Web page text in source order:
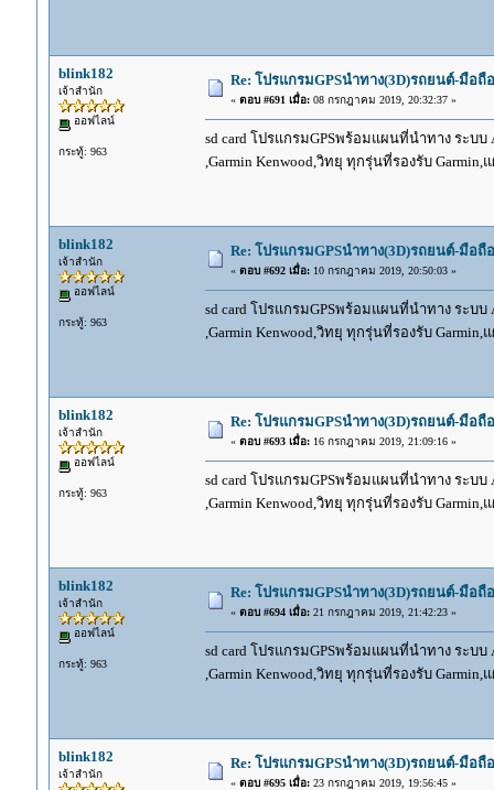
blink182
เจ้าสำนัก
ออฟไลน์
กระทู้: 963
Re: โปรแกรมGPSนำทาง(3D)รถยนต์-มือ
« ตอบ #691 เมื่อ:08 กรกฎาคม 2019, 20:32:37 »
sd card โปรแกรมGPSพร้อมแผนที่นำทาง ระบบ
,Garmin Kenwood,วิทยุ ทุกรุ่นที่รองรับ
blink182
เจ้าสำนัก
ออฟไลน์
กระทู้: 963
Re: โปรแกรมGPSนำทาง(3D)รถยนต์-มือ
« ตอบ #692 เมื่อ:10 กรกฎาคม 2019, 20:50:03 »
sd card โปรแกรมGPSพร้อมแผนที่นำทาง ระบบ
,Garmin Kenwood,วิทยุ ทุกรุ่นที่รองรับ
blink182
เจ้าสำนัก
ออฟไลน์
กระทู้: 963
Re: โปรแกรมGPSนำทาง(3D)รถยนต์-มือ
« ตอบ #693 เมื่อ:16 กรกฎาคม 2019, 21:09:16 »
sd card โปรแกรมGPSพร้อมแผนที่นำทาง ระบบ
,Garmin Kenwood,วิทยุ ทุกรุ่นที่รองรับ
blink182
เจ้าสำนัก
ออฟไลน์
กระทู้: 963
Re: โปรแกรมGPSนำทาง(3D)รถยนต์-มือ
« ตอบ #694 เมื่อ:21 กรกฎาคม 2019, 21:42:23 »
sd card โปรแกรมGPSพร้อมแผนที่นำทาง ระบบ
,Garmin Kenwood,วิทยุ ทุกรุ่นที่รองรับ
blink182
เจ้าสำนัก
Re: โปรแกรมGPSนำทาง(3D)รถยนต์-มือ
« ตอบ #695 เมื่อ:23 กรกฎาคม 2019, 19:56:45 »